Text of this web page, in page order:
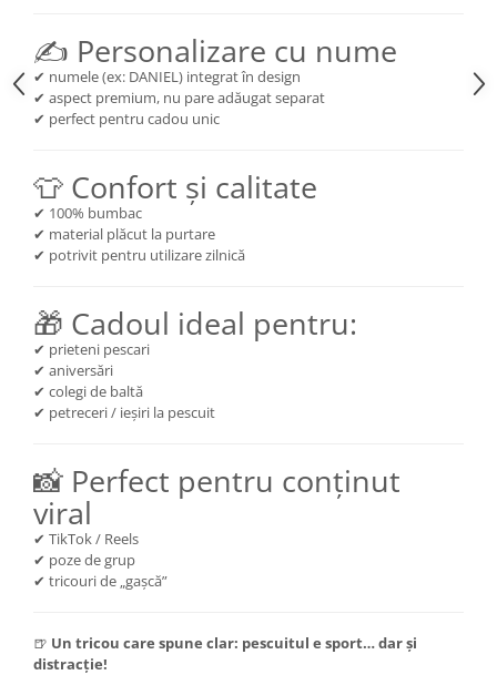
✍️ Personalizare cu nume
✔ numele (ex: DANIEL) integrat în design
✔ aspect premium, nu pare adăugat separat
✔ perfect pentru cadou unic
👕 Confort și calitate
✔ 100% bumbac
✔ material plăcut la purtare
✔ potrivit pentru utilizare zilnică
🎁 Cadoul ideal pentru:
✔ prieteni pescari
✔ aniversări
✔ colegi de baltă
✔ petreceri / ieșiri la pescuit
📸 Perfect pentru conținut
viral
✔ TikTok / Reels
✔ poze de grup
✔ tricouri de „gașcă”
🍺 Un tricou care spune clar: pescuitul e sport… dar și
distracție!